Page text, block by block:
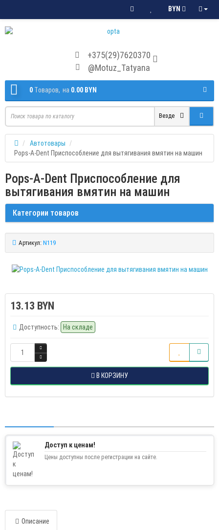
BYN
+375(29)7620370
@Motuz_Tatyana
0 Tоваров, на 0.00 BYN
Везде
Автотовары
Pops-A-Dent Приспособление для вытягивания вмятин на машин
Pops-A-Dent Приспособление для
вытягивания вмятин на машин
Категории товаров
Артикул: N119
13.13 BYN
Доступность: На складе
В КОРЗИНУ
Доступ к ценам!
Цены доступны после регистрации на сайте.
Описание